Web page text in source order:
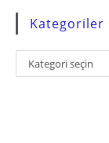
Kategoriler
Kategoriler
Kategori seçin